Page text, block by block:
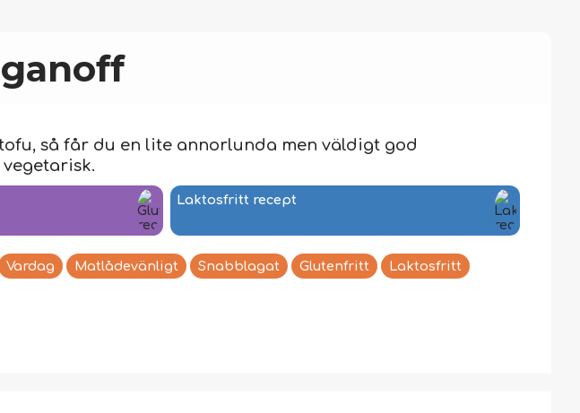
så får du en lite annorlunda men väldigt god
Laktosfritt recept
Vardag Matlådevänligt Snabblagat Glutenfritt Laktosfritt